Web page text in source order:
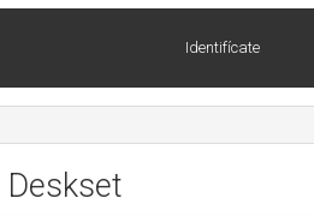
Identifícate